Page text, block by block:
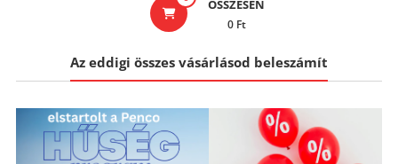
ÖSSZESEN
0 Ft
Az eddigi összes vásárlásod beleszámít